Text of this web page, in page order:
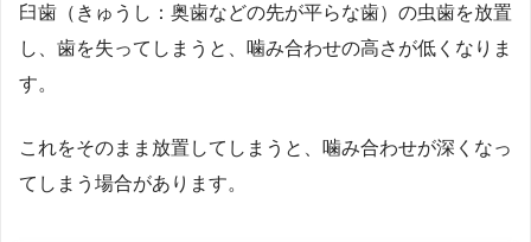
臼歯（きゅうし：奥歯などの先が平らな歯）の虫歯を放置
し、歯を失ってしまうと、噛み合わせの高さが低くなりま
す。
これをそのまま放置してしまうと、噛み合わせが深くなっ
てしまう場合があります。